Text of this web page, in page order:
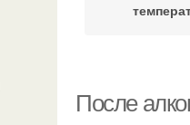
После